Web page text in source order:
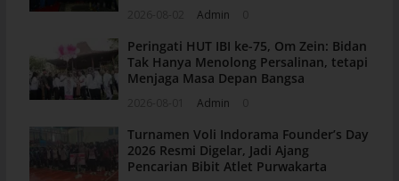
Admin
Peringati HUT IBI ke-75, Om Zein: Bidan
Tak Hanya Menolong Persalinan, tetapi
Menjaga Masa Depan Bangsa
Admin
Turnamen Voli Indorama Founder’s Day
2026 Resmi Digelar, Jadi Ajang
Pencarian Bibit Atlet Purwakarta